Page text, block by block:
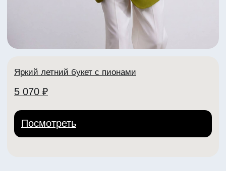
Политика конфиденциальности